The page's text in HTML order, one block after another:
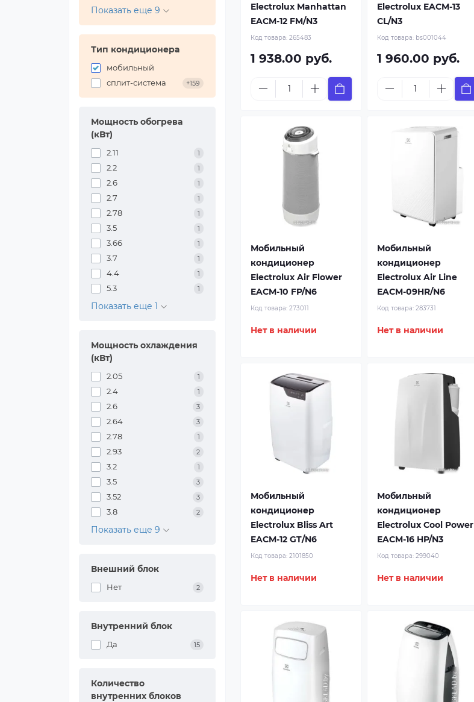
Показать еще 9
Тип кондиционера
мобильный
сплит-система
+159
Мощность обогрева
(кВт)
2.11 1
2.2 1
2.6 1
2.7 1
2.78 1
3.5 1
3.66 1
3.7 1
4.4 1
5.3 1
Показать еще 1
Мощность охлаждения
(кВт)
2.05 1
2.4 1
2.6 3
2.64 3
2.78 1
2.93 2
3.2 1
3.5 3
3.52 3
3.8 2
Показать еще 9
Внешний блок
Нет 2
Внутренний блок
Да 15
Количество
внутренних блоков
Electrolux Manhattan
EACM-12 FM/N3
Код товара: 265483
1 938.00 руб.
Electrolux EACM-13
CL/N3
Код товара: bs001044
1 960.00 руб.
Мобильный
кондиционер
Electrolux Air Flower
EACM-10 FP/N6
Код товара: 273011
Нет в наличии
Мобильный
кондиционер
Electrolux Air Line
EACM-09HR/N6
Код товара: 283731
Нет в наличии
Мобильный
кондиционер
Electrolux Bliss Art
EACM-12 GT/N6
Код товара: 2101850
Нет в наличии
Мобильный
кондиционер
Electrolux Cool Power
EACM-16 HP/N3
Код товара: 299040
Нет в наличии